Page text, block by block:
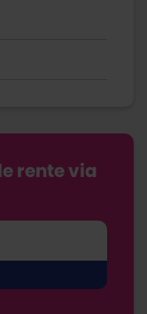
rente via